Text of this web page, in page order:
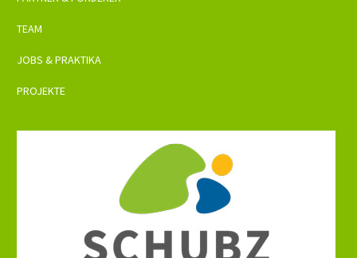
TEAM
JOBS & PRAKTIKA
PROJEKTE